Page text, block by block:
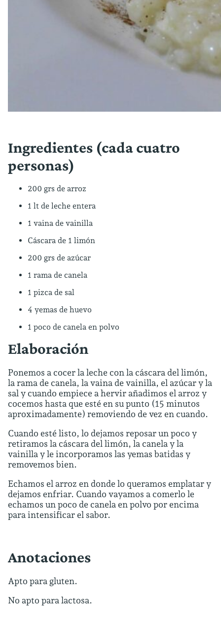
Ingredientes (cada cuatro
personas)
200 grs de arroz
1 lt de leche entera
1 vaina de vainilla
Cáscara de 1 limón
200 grs de azúcar
1 rama de canela
1 pizca de sal
4 yemas de huevo
1 poco de canela en polvo
Elaboración
Ponemos a cocer la leche con la cáscara del limón,
la rama de canela, la vaina de vainilla, el azúcar y la
sal y cuando empiece a hervir añadimos el arroz y
cocemos hasta que esté en su punto (15 minutos
aproximadamente) removiendo de vez en cuando.
Cuando esté listo, lo dejamos reposar un poco y
retiramos la cáscara del limón, la canela y la
vainilla y le incorporamos las yemas batidas y
removemos bien.
Echamos el arroz en donde lo queramos emplatar y
dejamos enfriar. Cuando vayamos a comerlo le
echamos un poco de canela en polvo por encima
para intensificar el sabor.
Anotaciones
Apto para gluten.
No apto para lactosa.